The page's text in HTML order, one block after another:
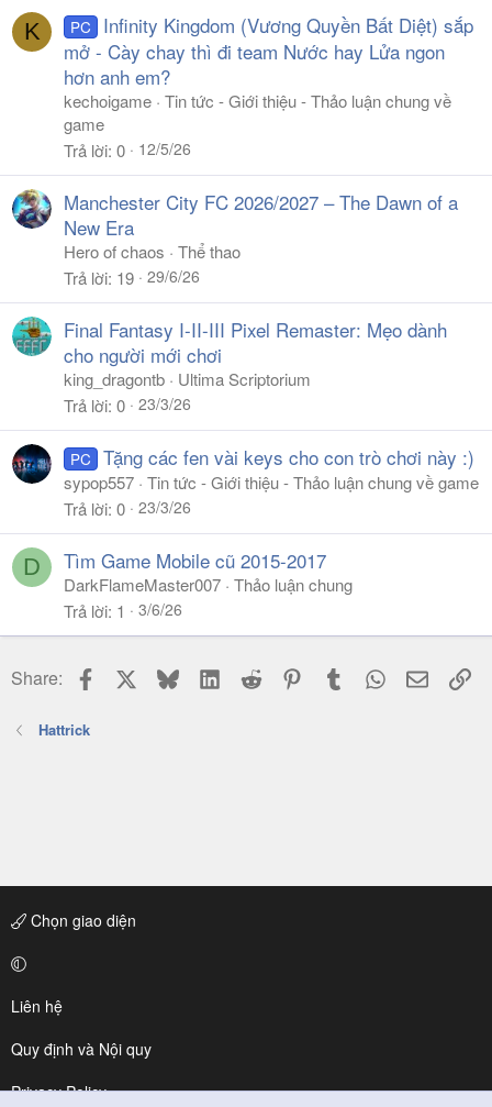
K PC
Infinity Kingdom (Vương Quyền Bất Diệt) sắp
mở - Cày chay thì đi team Nước hay Lửa ngon
hơn anh em?
kechoigame Tin tức - Giới thiệu - Thảo luận chung về
game
Trả lời 0 12/5/26
Manchester City FC 2026/2027 – The Dawn of a
New Era
Hero of chaos
Thể thao
Trả lời 19 29/6/26
Final Fantasy I-II-III Pixel Remaster: Mẹo dành
cho người mới chơi
king_dragontb
Ultima Scriptorium
Trả lời 0 23/3/26
PC Tặng các fen vài keys cho con trò chơi này :)
sypop557 Tin tức - Giới thiệu - Thảo luận chung về game
Trả lời 0 23/3/26
D Tìm Game Mobile cũ 2015-2017
DarkFlameMaster007 Thảo luận chung
Trả lời 1 3/6/26
Share: Facebook BlueskyLinkedIn
Reddit PinterestTumblr WhatsApp
Email
Hattrick
Chọn giao diện
Liên hệ
Quy định và Nội quy
Privacy Policy